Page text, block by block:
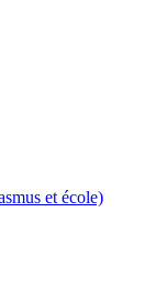
et école)